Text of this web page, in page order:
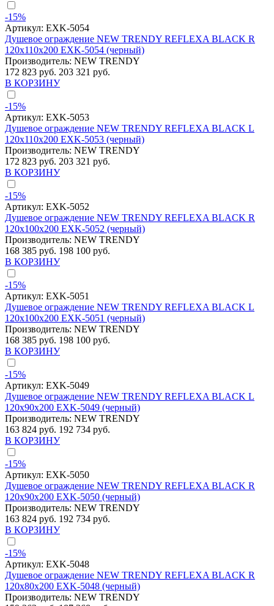
-15%
Артикул: EXK-5054
Душевое ограждение NEW TRENDY REFLEXA BLACK R
120x110x200 EXK-5054 (черный)
Производитель: NEW TRENDY
172 823 руб. 203 321 руб.
В КОРЗИНУ
-15%
Артикул: EXK-5053
Душевое ограждение NEW TRENDY REFLEXA BLACK L
120x110x200 EXK-5053 (черный)
Производитель: NEW TRENDY
172 823 руб. 203 321 руб.
В КОРЗИНУ
-15%
Артикул: EXK-5052
Душевое ограждение NEW TRENDY REFLEXA BLACK R
120x100x200 EXK-5052 (черный)
Производитель: NEW TRENDY
168 385 руб. 198 100 руб.
В КОРЗИНУ
-15%
Артикул: EXK-5051
Душевое ограждение NEW TRENDY REFLEXA BLACK L
120x100x200 EXK-5051 (черный)
Производитель: NEW TRENDY
168 385 руб. 198 100 руб.
В КОРЗИНУ
-15%
Артикул: EXK-5049
Душевое ограждение NEW TRENDY REFLEXA BLACK L
120x90x200 EXK-5049 (черный)
Производитель: NEW TRENDY
163 824 руб. 192 734 руб.
В КОРЗИНУ
-15%
Артикул: EXK-5050
Душевое ограждение NEW TRENDY REFLEXA BLACK R
120x90x200 EXK-5050 (черный)
Производитель: NEW TRENDY
163 824 руб. 192 734 руб.
В КОРЗИНУ
-15%
Артикул: EXK-5048
Душевое ограждение NEW TRENDY REFLEXA BLACK R
120x80x200 EXK-5048 (черный)
Производитель: NEW TRENDY